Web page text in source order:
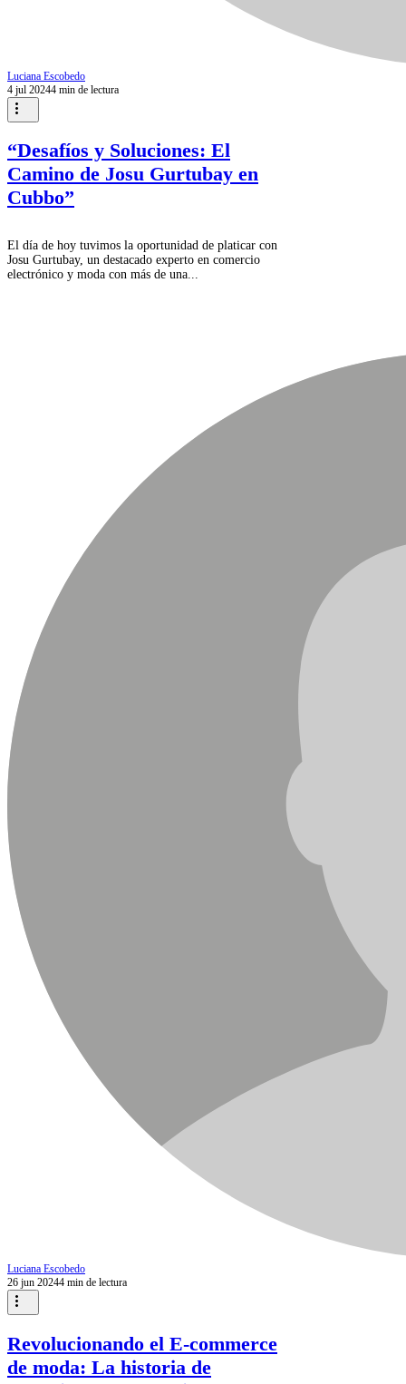
Luciana Escobedo
4 jul 20244 min de lectura
“Desafíos y Soluciones: El
Camino de Josu Gurtubay en
Cubbo”
El día de hoy tuvimos la oportunidad de platicar con
Josu Gurtubay, un destacado experto en comercio
electrónico y moda con más de una...
Luciana Escobedo
26 jun 20244 min de lectura
Revolucionando el E-commerce
de moda: La historia de